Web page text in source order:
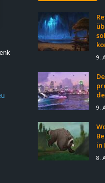
9.
9.
in
8.